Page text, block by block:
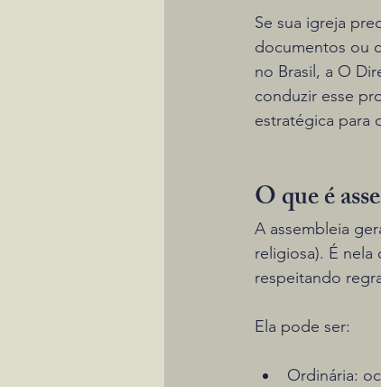
Se sua igreja
documentos ou
no Brasil, a O
conduzir esse
estratégica para
O que é
A assembleia
religiosa). É
respeitando
Ela pode ser:
Ordinária: